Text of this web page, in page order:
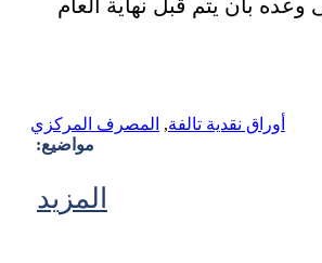
بأن يتم قبل نهاية العام
أوراق نقدية تالفة, المصرف المركزي
مواضيع:
المزيد